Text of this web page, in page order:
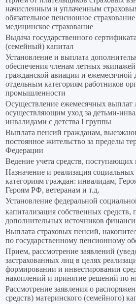
начисленным и уплаченным
обязательное пенсионное
медицинское страхование
Выдача государственного
(семейный) капитал
Установление и выплата
обеспечения членам летных
гражданской авиации и ежемесячной
отдельным категориям работников
промышленности
Осуществление ежемесячных выплат
осуществляющим уход за детьми-
инвалидами с детства I группы
Выплата пенсий гражданам,
постоянное жительство за пределы
Федерации
Ведение учета средств, поступающих
Назначение и реализация
категориям граждан: инвалидам,
Героям РФ, ветеранам и т.д.
Установление федеральной
капитализация собственных средств,
дополнительных источников
Выплата страховых пенсий,
по государственному пенсионному
Прием, рассмотрение заявлений
застрахованных лиц в целях
формировании и инвестировании
накоплений и принятие решений по
Рассмотрение заявления о
средств) материнского (семейного)